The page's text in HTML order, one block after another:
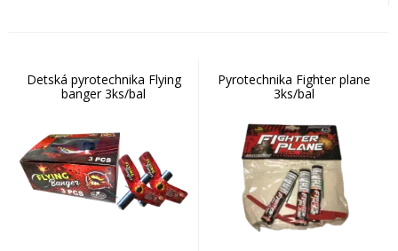
Detská pyrotechnika Flying
banger 3ks/bal
Pyrotechnika Fighter plane
3ks/bal